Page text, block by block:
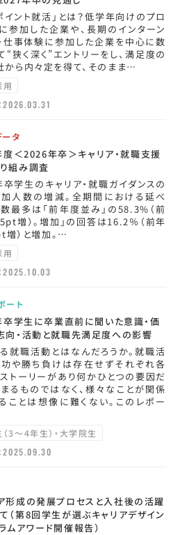
イント就活」とは？低学年向けのプロ
参加した企業や、長期のインターン
仕事体験に参加した企業を中心に数
“狭く深く”エントリーをし、満足度の
から内々定を得て、そのまま…
用
2026.03.31
ータ
＜2026年卒＞キャリア・就職支援
組み調査
学生のキャリア・就職ガイダンスの
人数の増減。全期間における延べ
最多は「前年度並み」の58.3%（前
増）。増加」の回答は16.2％（前年
）と増加。…
用
2025.10.03
ート
学生に卒業直前に聞いた意識・価
向・活動と就職先満足度への影響
就職活動とはなんだろうか。就職活
や勝ち負けは存在せずそれぞれ各
トーリーがあり何かひとつの要因だ
るものではなく、様々なことが関係
ことは想像に難くない。このレポー
3～4年生）・大学院生
2025.09.30
形成の発展プロセスと入社後の活躍
（第8回学生が選ぶキャリアデザイン
ムアワード開催報告）